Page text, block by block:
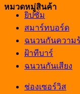
หมวดหมู่สินค้า
ยิปซั่ม
สมาร์ทบอร์ด
ฉนวนกันความ
ฝ้าทีบาร์
ฉนวนกันเสียง
ช่องเซอร์วิส